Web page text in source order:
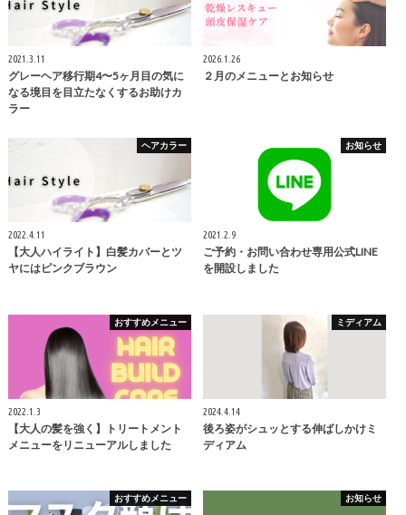
2021.3.11
グレーヘア移行期4〜5ヶ月目の気に
なる境目を目立たなくするお助けカ
ラー
2026.1.26
２月のメニューとお知らせ
ヘアカラー
2022.4.11
【大人ハイライト】白髪カバーとツ
ヤにはピンクブラウン
お知らせ
2021.2.9
ご予約・お問い合わせ専用公式LINE
を開設しました
おすすめメニュー
2022.1.3
【大人の髪を強く】トリートメント
メニューをリニューアルしました
ミディアム
2024.4.14
後ろ姿がシュッとする伸ばしかけミ
ディアム
おすすめメニュー お知らせ